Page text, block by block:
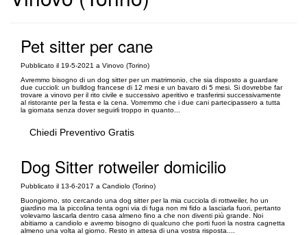
Pet sitter per cane
Pubblicato il 19-5-2021 a Vinovo (Torino)
Avremmo bisogno di un dog sitter per un matrimonio, che sia disposto a guardare
due cuccioli: un bulldog francese di 12 mesi e un bavaro di 5 mesi. Si dovrebbe far
trovare a vinovo per il rito civile e successivo aperitivo e trasferirsi successivamente
al ristorante per la festa e la cena. Vorremmo che i due cani partecipassero a tutta
la giornata senza dover seguirli troppo in quanto...
Chiedi Preventivo Gratis
Dog Sitter rotweiler domicilio
Pubblicato il 13-6-2017 a Candiolo (Torino)
Buongiorno, sto cercando una dog sitter per la mia cucciola di rottweiler, ho un
giardino ma la piccolina tenta ogni via di fuga non mi fido a lasciarla fuori, pertanto
volevamo lascarla dentro casa almeno fino a che non diventi più grande. Noi
abitiamo a candiolo e avremo bisogno di qualcuno che porti fuori la nostra cagnetta
almeno una volta al giorno. Resto in attesa di una vostra risposta....